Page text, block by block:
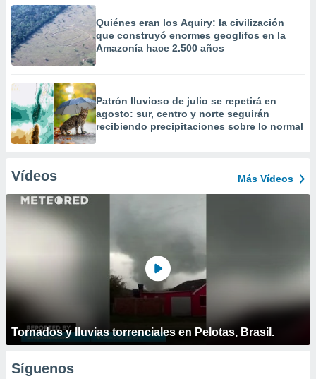
Quiénes eran los Aquiry: la civilización
que construyó enormes geoglifos en la
Amazonía hace 2.500 años
Patrón lluvioso de julio se repetirá en
agosto: sur, centro y norte seguirán
recibiendo precipitaciones sobre lo normal
Vídeos Más Vídeos
Tornados y lluvias torrenciales en Pelotas, Brasil.
Síguenos